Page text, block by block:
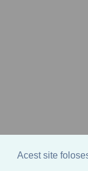
Acest site